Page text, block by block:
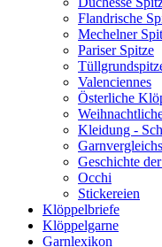
Flandrische
Mechelner
Pariser Spitze
Valenciennes
Österliche
Kleidung -
Geschichte
Occhi
Stickereien
Klöppelbriefe
Klöppelgarne
Garnlexikon